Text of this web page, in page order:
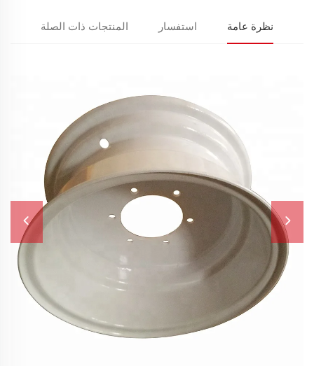
نظرة عامة استفسار المنتجات ذات الصلة